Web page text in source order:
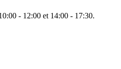
- 12:00 et 14:00 - 17:30.